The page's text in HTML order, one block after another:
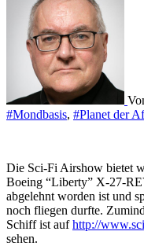
#Mondbasis, #Planet der
Die Sci-Fi Airshow bietet
Boeing “Liberty” X-27-
abgelehnt worden ist und
noch fliegen durfte.
Schiff ist aufhttp://
sehen.